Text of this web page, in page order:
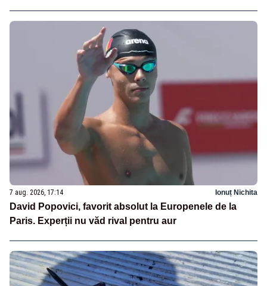
7 aug. 2026, 17:14 Ionuț Nichita
David Popovici, favorit absolut la Europenele de la
Paris. Experții nu văd rival pentru aur